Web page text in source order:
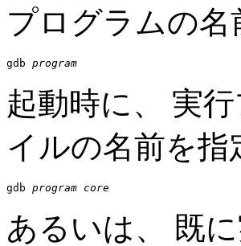
プログラムの
gdb program
起動時に、 実
イルの名前を
gdb program core
あるいは、 既